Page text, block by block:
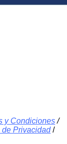
y Condiciones/
Privacidad /